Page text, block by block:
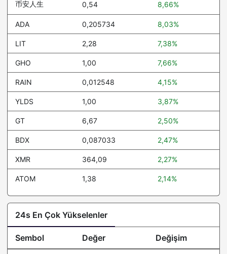
Polkadot 0,82 -3.1%
Aave 89,06 -1.5%
Mantle 0,407734 1.4%
BFUSD 1,00 0%
Sky 0,056196 0.1%
Morpho 1,90 0.2%
Internet Computer 2,09 0.6%
Bitget Token 1,61 -0.4%
币安人生 0,54 8,66%
ADA 0,205734 8,03%
LIT 2,28 7,38%
GHO 1,00 7,66%
RAIN 0,012548 4,15%
YLDS 1,00 3,87%
GT 6,67 2,50%
BDX 0,087033 2,47%
XMR 364,09 2,27%
ATOM 1,38 2,14%
24s En Çok Yükselenler
Sembol Değer Değişim